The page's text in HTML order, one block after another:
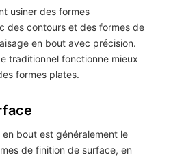
usiner des formes
des contours et des formes de
en bout avec précision.
traditionnel fonctionne mieux
formes plates.
bout est généralement le
de finition de surface, en